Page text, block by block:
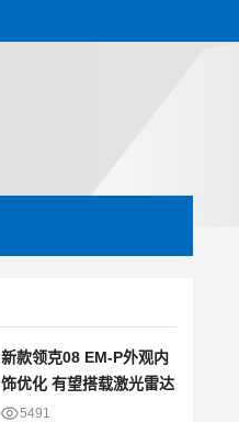
新款领克08 EM-P外观内
饰优化 有望搭载激光雷达
5491